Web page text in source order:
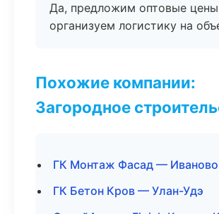
Да, предложим оптовые
организуем логистику на
Похожие компании:
Загородное
ГК Монтаж Фасад — Иваново
ГК Бетон Кров — Улан-Удэ